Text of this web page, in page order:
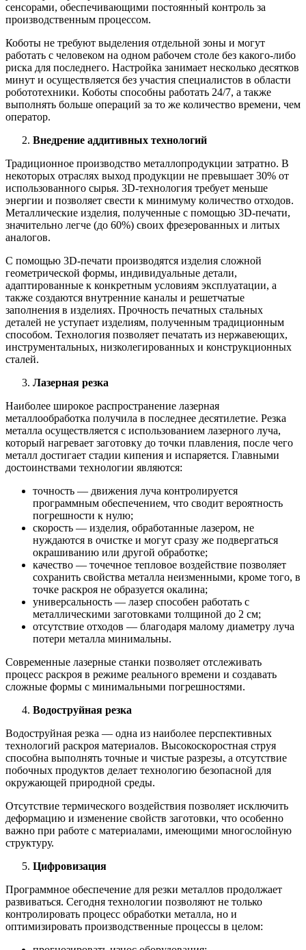
сенсорами, обеспечивающими постоянный контроль за
производственным процессом.
Коботы не требуют выделения отдельной зоны и могут
работать с человеком на одном рабочем столе без какого-либо
риска для последнего. Настройка занимает несколько десятков
минут и осуществляется без участия специалистов в области
робототехники. Коботы способны работать 24/7, а также
выполнять больше операций за то же количество времени, чем
оператор.
Внедрение аддитивных технологий
Традиционное производство металлопродукции затратно. В
некоторых отраслях выход продукции не превышает 30% от
использованного сырья. 3D-технология требует меньше
энергии и позволяет свести к минимуму количество отходов.
Металлические изделия, полученные с помощью 3D-печати,
значительно легче (до 60%) своих фрезерованных и литых
аналогов.
С помощью 3D-печати производятся изделия сложной
геометрической формы, индивидуальные детали,
адаптированные к конкретным условиям эксплуатации, а
также создаются внутренние каналы и решетчатые
заполнения в изделиях. Прочность печатных стальных
деталей не уступает изделиям, полученным традиционным
способом. Технология позволяет печатать из нержавеющих,
инструментальных, низколегированных и конструкционных
сталей.
Лазерная резка
Наиболее широкое распространение лазерная
металлообработка получила в последнее десятилетие. Резка
металла осуществляется с использованием лазерного луча,
который нагревает заготовку до точки плавления, после чего
металл достигает стадии кипения и испаряется. Главными
достоинствами технологии являются:
точность — движения луча контролируется
программным обеспечением, что сводит вероятность
погрешности к нулю;
скорость — изделия, обработанные лазером, не
нуждаются в очистке и могут сразу же подвергаться
окрашиванию или другой обработке;
качество — точечное тепловое воздействие позволяет
сохранить свойства металла неизменными, кроме того, в
точке раскроя не образуется окалина;
универсальность — лазер способен работать с
металлическими заготовками толщиной до 2 см;
отсутствие отходов — благодаря малому диаметру луча
потери металла минимальны.
Современные лазерные станки позволяет отслеживать
процесс раскроя в режиме реального времени и создавать
сложные формы с минимальными погрешностями.
Водоструйная резка
Водоструйная резка — одна из наиболее перспективных
технологий раскроя материалов. Высокоскоростная струя
способна выполнять точные и чистые разрезы, а отсутствие
побочных продуктов делает технологию безопасной для
окружающей природной среды.
Отсутствие термического воздействия позволяет исключить
деформацию и изменение свойств заготовки, что особенно
важно при работе с материалами, имеющими многослойную
структуру.
Цифровизация
Программное обеспечение для резки металлов продолжает
развиваться. Сегодня технологии позволяют не только
контролировать процесс обработки металла, но и
оптимизировать производственные процессы в целом: